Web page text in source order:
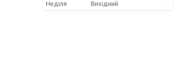
Неділя
Вихідний